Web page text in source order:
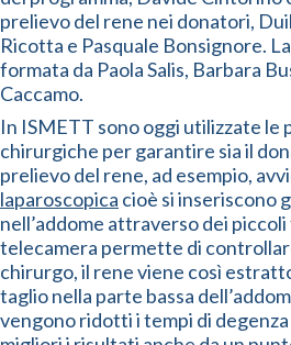
prelievo del rene nei donatori,
Ricotta e Pasquale Bonsignore.
formata da Paola Salis, Barbara
Caccamo.
In ISMETT sono oggi utilizzate le
chirurgiche per garantire sia il
prelievo del rene, ad esempio,
laparoscopica cioè si inseriscono
nell’addome attraverso dei
telecamera permette di
chirurgo, il rene viene così
taglio nella parte bassa
vengono ridotti i tempi di